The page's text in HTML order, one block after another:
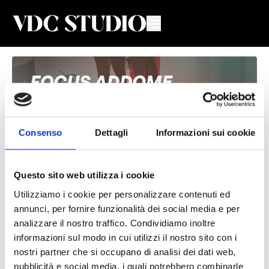
Consenso Dettagli Informazioni sui cookie
Questo sito web utilizza i cookie
Utilizziamo i cookie per personalizzare contenuti ed
annunci, per fornire funzionalità dei social media e per
analizzare il nostro traffico. Condividiamo inoltre
informazioni sul modo in cui utilizzi il nostro sito con i
nostri partner che si occupano di analisi dei dati web,
pubblicità e social media, i quali potrebbero combinarle
Focus Addome #15
Lezione di Focus Addome con Valeria